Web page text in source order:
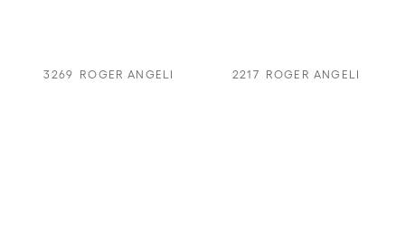
3269 ROGER ANGELI 2217 ROGER ANGELI